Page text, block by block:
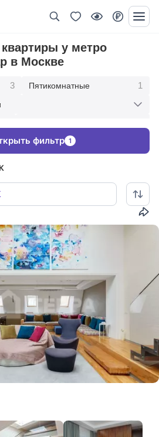
у метро
в Москве
3 Пятикомнатные 1
1 Под ключ с мебелью
фильтр 1